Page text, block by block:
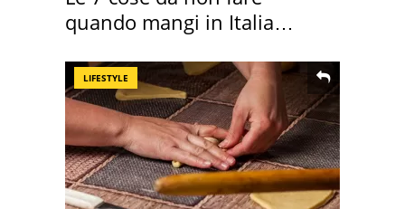
quando mangi in Italia
LIFESTYLE